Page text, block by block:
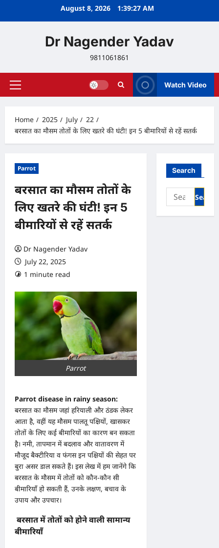
August 8, 2026 1:39:28 AM
Dr Nagender Yadav
9811061861
Primary
Watch Video
Home 2025 July
22
बरसात का मौसम तोतों के लिए खतरे की घंटी! इन 5 बीमारियों से रहें सतर्क
Parrot
बरसात का मौसम तोतों के
लिए खतरे की घंटी! इन 5
बीमारियों से रहें सतर्क
Dr Nagender Yadav
July 22, 2025
1 minute read
Parrot
Parrot disease in rainy season:
बरसात का मौसम जहां हरियाली और ठंडक लेकर
आता है, वहीं यह मौसम पालतू पक्षियों, खासकर
तोतों के लिए कई बीमारियों का कारण बन सकता
है। नमी, तापमान में बदलाव और वातावरण में
मौजूद बैक्टीरिया व फंगस इन पक्षियों की सेहत पर
बुरा असर डाल सकते हैं। इस लेख में हम जानेंगे कि
बरसात के मौसम में तोतों को कौन-कौन सी
बीमारियाँ हो सकती हैं, उनके लक्षण, बचाव के
उपाय और उपचार।
बरसात में तोतों को होने वाली सामान्य
बीमारियाँ
Search
Search
for: